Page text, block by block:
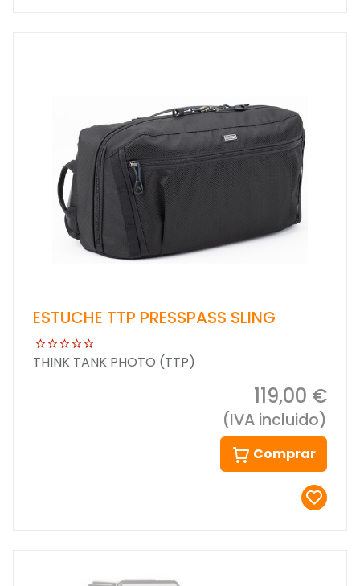
ESTUCHE TTP PRESSPASS SLING
THINK TANK PHOTO (TTP)
119,00 €
(IVA incluido)
Comprar